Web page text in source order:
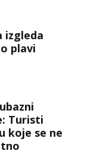
izgleda
plavi
Turisti
koje se ne